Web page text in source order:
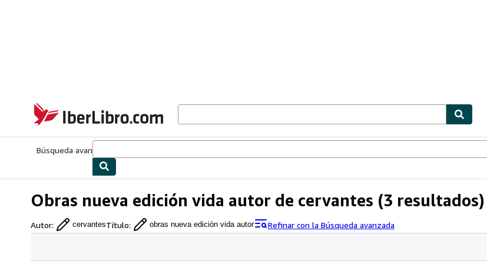
IberLibro.com
Búsqueda avanzada
Obras nueva edición vida autor de cervantes (3 resultados)
Autor: cervantesTítulo: obras nueva edición vida autor Refinar con la Búsqueda avanzada